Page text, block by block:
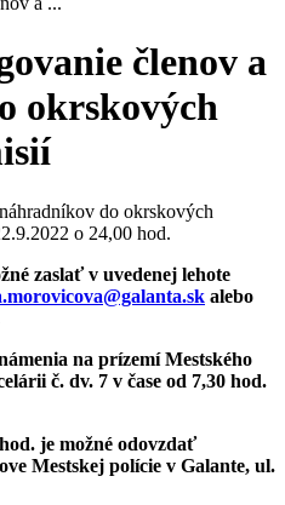
členov a
okrskových
do okrskových
o 24,00 hod.
zaslať v uvedenej lehote
alebo
na prízemí Mestského
č. dv. 7 v čase od 7,30 hod.
je možné odovzdať
Mestskej polície v Galante, ul.